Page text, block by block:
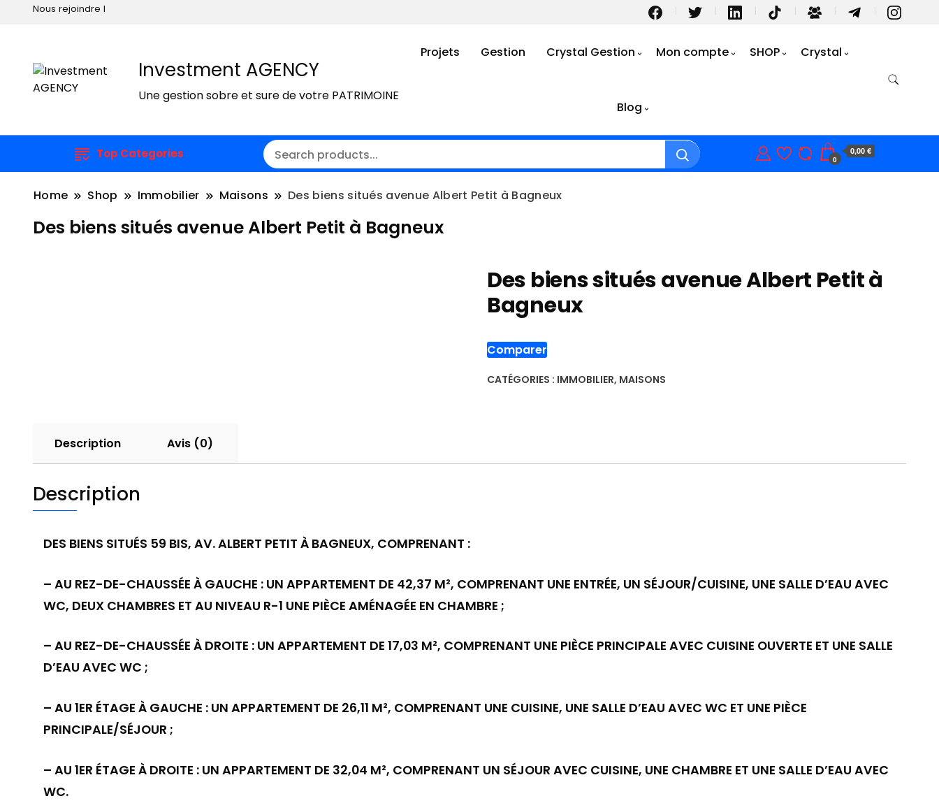
Nous rejoindre I
Investment AGENCY
Une gestion sobre et sure de votre PATRIMOINE
Projets Gestion Crystal Gestion Mon compte SHOP Crystal
Blog
Top Categories 0
0,00 €
Home Shop Immobilier Maisons Des biens situés avenue Albert Petit à Bagneux
Des biens situés avenue Albert Petit à Bagneux
Des biens situés avenue Albert Petit à
Bagneux
Comparer
CATÉGORIES : IMMOBILIER, MAISONS
Description Avis (0)
Description
DES BIENS SITUÉS 59 BIS, AV. ALBERT PETIT À BAGNEUX, COMPRENANT :
– AU REZ-DE-CHAUSSÉE À GAUCHE : UN APPARTEMENT DE 42,37 M², COMPRENANT UNE ENTRÉE, UN SÉJOUR/CUISINE, UNE SALLE D’EAU AVEC
WC, DEUX CHAMBRES ET AU NIVEAU R-1 UNE PIÈCE AMÉNAGÉE EN CHAMBRE ;
– AU REZ-DE-CHAUSSÉE À DROITE : UN APPARTEMENT DE 17,03 M², COMPRENANT UNE PIÈCE PRINCIPALE AVEC CUISINE OUVERTE ET UNE SALLE
D’EAU AVEC WC ;
– AU 1ER ÉTAGE À GAUCHE : UN APPARTEMENT DE 26,11 M², COMPRENANT UNE CUISINE, UNE SALLE D’EAU AVEC WC ET UNE PIÈCE
PRINCIPALE/SÉJOUR ;
– AU 1ER ÉTAGE À DROITE : UN APPARTEMENT DE 32,04 M², COMPRENANT UN SÉJOUR AVEC CUISINE, UNE CHAMBRE ET UNE SALLE D’EAU AVEC
WC.